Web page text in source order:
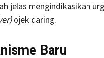
jelas mengindikasikan
ojek daring.
Baru